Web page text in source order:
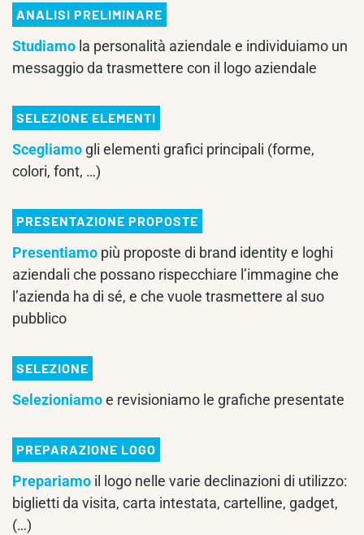
ANALISI PRELIMINARE
Studiamo la personalità aziendale e individuiamo un
messaggio da trasmettere con il logo aziendale
SELEZIONE ELEMENTI
Scegliamo gli elementi grafici principali (forme,
colori, font, …)
PRESENTAZIONE PROPOSTE
Presentiamo più proposte di brand identity e loghi
aziendali che possano rispecchiare l’immagine che
l’azienda ha di sé, e che vuole trasmettere al suo
pubblico
SELEZIONE
Selezioniamoe revisioniamo le grafiche presentate
PREPARAZIONE LOGO
Prepariamo il logo nelle varie declinazioni di utilizzo:
biglietti da visita, carta intestata, cartelline, gadget,
(…)